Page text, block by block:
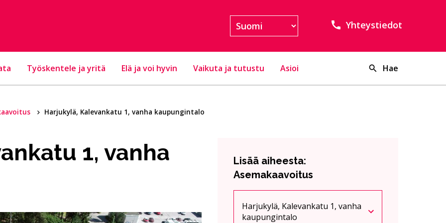
Yhteystiedot
Työskentele ja yritä Elä ja voi hyvin Vaikuta ja tutustu Asioi Hae
Harjukylä, Kalevankatu 1, vanha kaupungintalo
1, vanha
Lisää aiheesta:
Asemakaavoitus
Nykyinen sivu
Harjukylä, Kalevankatu 1, vanha
kaupungintalo
Klikkaa käyttääksesi valikkoa